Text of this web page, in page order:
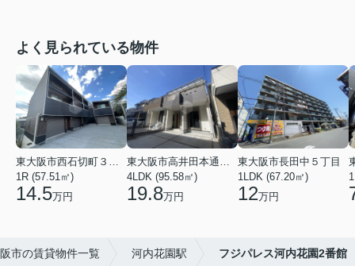
よく見られている物件
東大阪市西石切町３丁目
1R (57.51㎡)
14.5万円
東大阪市高井田本通２丁目
4LDK (95.58㎡)
19.8万円
東大阪市長田中５丁目
1LDK (67.20㎡)
12万円
市の賃貸物件一覧 河内花園駅 フジパレス河内花園2番館